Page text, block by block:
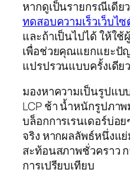
หากดูเป็นรายกรณีเดีย
ทดสอบความเร็วเว็บไ
และถ้าเป็นไปได้ ให้ใ
เพื่อช่วยคุณแยกแยะปั
แปรปรวนแบบครั้งเดียว
มองหาความเป็นรูปแ
LCP ช้า น้ำหนักรูปภา
บล็อกการเรนเดอร์บ่อ
จริง หากผลลัพธ์หนึ่งแ
สะท้อนสภาพชั่วคราว
การเปรียบเทียบ